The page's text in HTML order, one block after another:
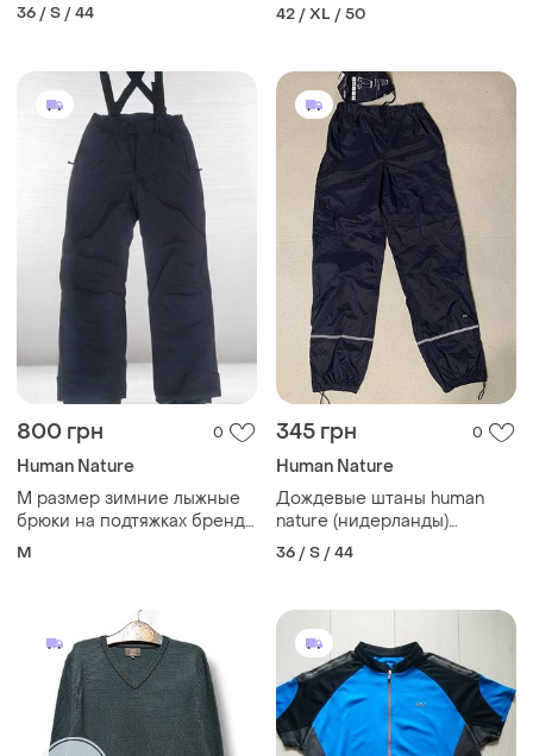
36 / S / 44 42 / XL / 50
800 грн 0
Human Nature
M размер зимние лыжные
брюки на подтяжках бренда
human nature
M
345 грн 0
Human Nature
Дождевые штаны human
nature (нидерланды)
качественные
36 / S / 44